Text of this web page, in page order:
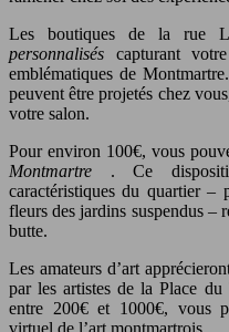
Les boutiques de la rue
personnalisés capturant
emblématiques de
peuvent être projetés chez
votre salon.
Pour environ 100€, vous
Montmartre . Ce
caractéristiques du quartier –
fleurs des jardins suspendus –
butte.
Les amateurs d’art
par les artistes de la Place du
entre 200€ et 1000€, vous
virtuel de l’art montmartrois.